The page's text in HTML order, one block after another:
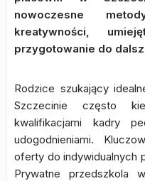
nowoczesne
kreatywności,
przygotowanie do
Rodzice szukający
Szczecinie często
kwalifikacjami kadry
udogodnieniami.
oferty do indywidualnych
Prywatne przedszkola